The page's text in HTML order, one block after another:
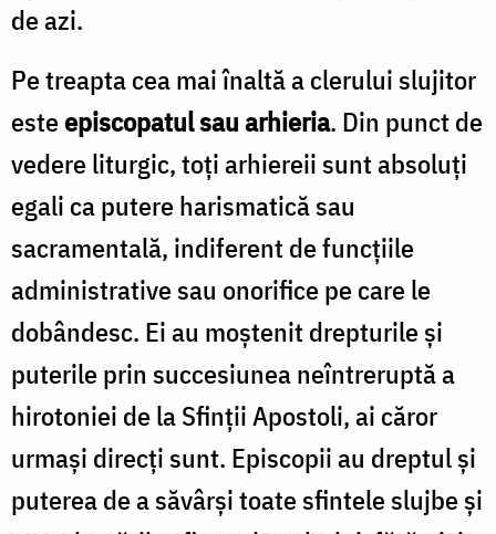
de azi.
Pe treapta cea mai înaltă a clerului slujitor
esteepiscopatul sau arhieria. Din punct de
vedere liturgic, toți arhiereii sunt absoluți
egali ca putere harismatică sau
sacramentală, indiferent de funcțiile
administrative sau onorifice pe care le
dobândesc. Ei au moștenit drepturile și
puterile prin succesiunea neîntreruptă a
hirotoniei de la Sfinții Apostoli, ai căror
urmași direcți sunt. Episcopii au dreptul și
puterea de a săvârși toate sfintele slujbe și